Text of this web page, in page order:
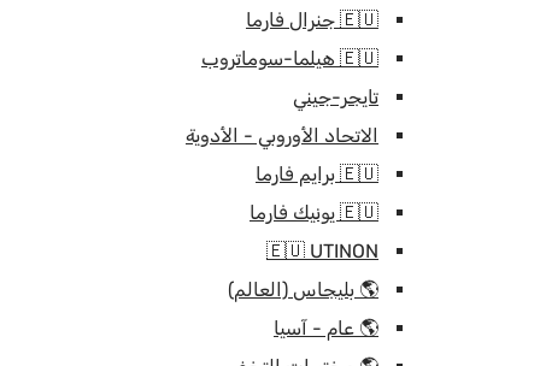
🇪🇺 جنرال فارما
🇪🇺 هيلما-سوماتروب
تايجر-جيني
الاتحاد الأوروبي - الأدوية
🇪🇺 برايم فارما
🇪🇺 يونيك فارما
🇪🇺 UTINON
🌎 بليجاس (العالم)
🌎 عام - آسيا